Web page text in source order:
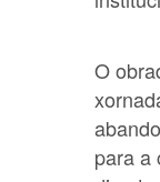
O
para a